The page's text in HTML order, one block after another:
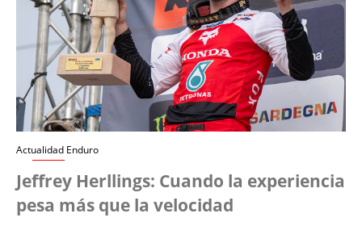
Actualidad Enduro
Jeffrey Herllings: Cuando la experiencia
pesa más que la velocidad